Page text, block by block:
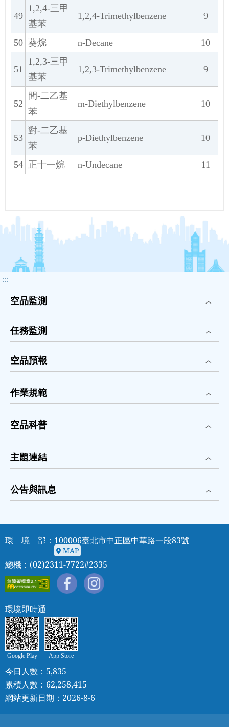
49
1,2,4-三甲
基苯
1,2,4-Trimethylbenzene 9
50 葵烷 n-Decane 10
51
1,2,3-三甲
基苯
1,2,3-Trimethylbenzene 9
52
間-二乙基
苯
m-Diethylbenzene 10
53
對-二乙基
苯
p-Diethylbenzene 10
54 正十一烷 n-Undecane 11
:::
空品監測
任務監測
空品預報
作業規範
空品科普
主題連結
公告與訊息
環 境 部：100006臺北市中正區中華路一段83號
MAP
MAP
總機：(02)2311-7722#2335
環境即時通
Google Play App Store
今日人數：5,835
累積人數：62,258,415
網站更新日期：2026-8-6